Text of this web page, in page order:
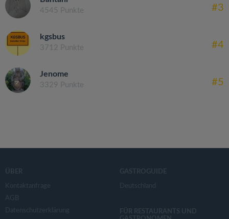
4545 Punkte #3
kgsbus
3712 Punkte #4
Jenome
3329 Punkte #5
ÜBER
Kontaktanfrage
AGB
Datenschutzerklärung
GASTROGUIDE
Deutschland
FÜR RESTAURANTS UND